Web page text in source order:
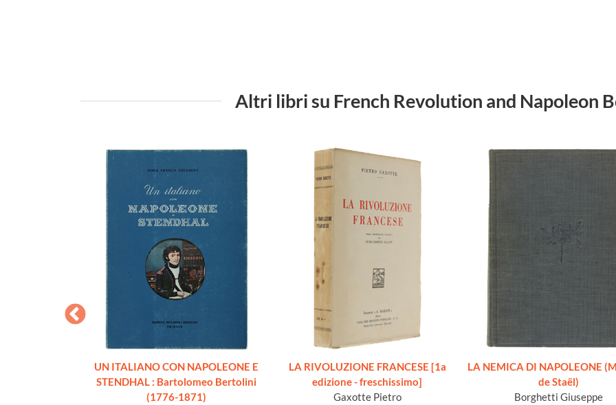
Altri libri su French Revolution and Napoleon
UN ITALIANO CON NAPOLEONE E
STENDHAL : Bartolomeo Bertolini
(1776-1871)
LA RIVOLUZIONE FRANCESE [1a
edizione - freschissimo]
Gaxotte Pietro
LA NEMICA DI NAPOLEONE
de Staël)
Borghetti Giuseppe